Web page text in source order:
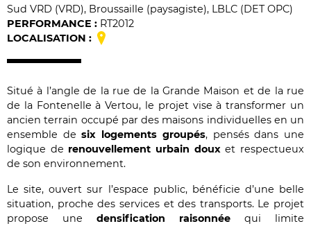
Sud VRD (VRD), Broussaille (paysagiste), LBLC (DET OPC)
PERFORMANCE : RT2012
LOCALISATION :
Situé à l’angle de la rue de la Grande Maison et de la rue
de la Fontenelle à Vertou, le projet vise à transformer un
ancien terrain occupé par des maisons individuelles en un
ensemble desix logements groupés, pensés dans une
logique de renouvellement urbain douxet respectueux
de son environnement.
Le site, ouvert sur l’espace public, bénéficie d’une belle
situation, proche des services et des transports. Le projet
propose une densification raisonnée qui limite